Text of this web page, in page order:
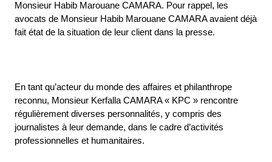
Monsieur Habib Marouane CAMARA. Pour rappel, les
avocats de Monsieur Habib Marouane CAMARA avaient déjà
fait état de la situation de leur client dans la presse.
En tant qu’acteur du monde des affaires et philanthrope
reconnu, Monsieur Kerfalla CAMARA « KPC » rencontre
régulièrement diverses personnalités, y compris des
journalistes à leur demande, dans le cadre d’activités
professionnelles et humanitaires.